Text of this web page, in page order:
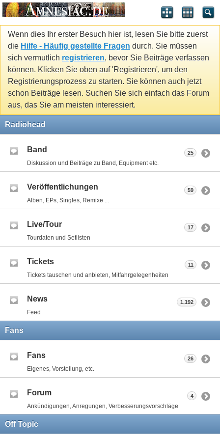
Wenn dies Ihr erster Besuch hier ist, lesen Sie bitte zuerst
die Hilfe - Häufig gestellte Fragen durch. Sie müssen
sich vermutlich registrieren, bevor Sie Beiträge verfassen
können. Klicken Sie oben auf 'Registrieren', um den
Registrierungsprozess zu starten. Sie können auch jetzt
schon Beiträge lesen. Suchen Sie sich einfach das Forum
aus, das Sie am meisten interessiert.
Radiohead
Band
Diskussion und Beiträge zu Band, Equipment etc.
25
Veröffentlichungen
Alben, EPs, Singles, Remixe ...
59
Live/Tour
Tourdaten und Setlisten
17
Tickets
Tickets tauschen und anbieten, Mitfahrgelegenheiten
11
News
Feed
1.192
Fans
Fans
Eigenes, Vorstellung, etc.
26
Forum
Ankündigungen, Anregungen, Verbesserungsvorschläge
4
Off Topic